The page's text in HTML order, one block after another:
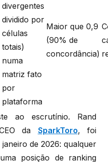
divergentes
dividido por
células
totais)
numa
matriz fato
por
plataforma
Maior que 0,9
(90% de
concordância)
ao escrutínio. Rand
da SparkToro, foi
de 2026: qualquer
posição de ranking